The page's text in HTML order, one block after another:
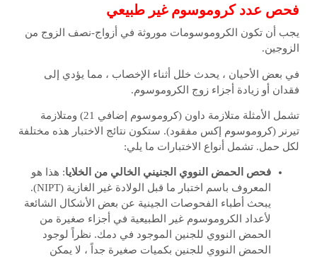
فحص عدد كروموسوم غير طبيعي
يجب أن تكون الكروموسومات موروثة في أزواج-نصف الزوج من
الزوجين.
في بعض الأحيان ، يحدث خلل أثناء الإخصاب ، مما يؤدي إلى
فقدان أو زيادة أجزاء زوج الكروموسوم.
تشمل الأمثلة متلازمة داون (كروموسوم إضافي 21) ومتلازمة
تيرنر (كروموسوم إكس مفقود). ستكون نتائج الاختبار هذه مختلفة
لكل حمل. تشمل أنواع الاختبارات ما يلي:
فحص الحمض النووي الجنيني الخالي من الخلايا: هذا هو
المعروف باسم اختبار ما قبل الولادة غير الغازية (NIPT).
يبحث أطباء الفحوصات الجينية عن بعض الأشكال الشائعة
لأعداد الكروموسوم غير الطبيعية في أجزاء صغيرة من
الحمض النووي للجنين الموجود في دمك. نظراً لوجود
الحمض النووي للجنين بكميات صغيرة جداً ، لا يمكن